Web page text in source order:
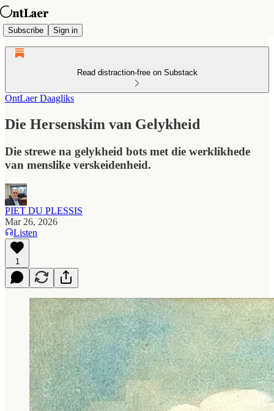
Subscribe Sign in
Read distraction-free on Substack
OntLaer Daagliks
Die Hersenskim van Gelykheid
Die strewe na gelykheid bots met die werklikhede
van menslike verskeidenheid.
PIET DU PLESSIS
Mar 26, 2026
Listen
1